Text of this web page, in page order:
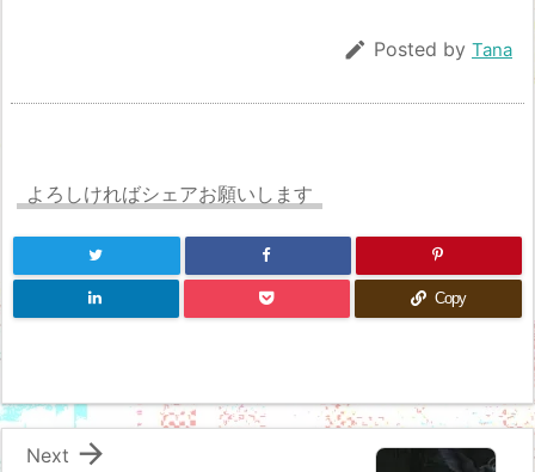
 Posted by Tana
よろしければシェアお願いします
Copy

Next